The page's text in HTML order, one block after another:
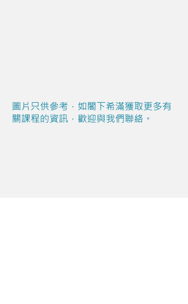
圖片只供參考，如閣下希滿獲取更多有
關課程的資訊，歡迎與我們聯絡。